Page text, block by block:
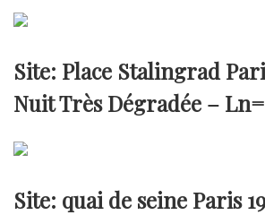
Site: Place Stalingrad
Nuit Très Dégradée –
Site: quai de seine Paris